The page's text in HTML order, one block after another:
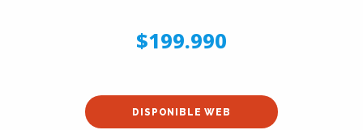
$199.990
DISPONIBLE WEB